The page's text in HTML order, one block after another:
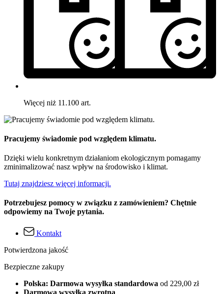
Więcej niż 11.100 art.
Pracujemy świadomie pod względem klimatu.
Dzięki wielu konkretnym działaniom ekologicznym pomagamy
zminimalizować nasz wpływ na środowisko i klimat.
Tutaj znajdziesz więcej informacji.
Potrzebujesz pomocy w związku z zamówieniem? Chętnie
odpowiemy na Twoje pytania.
Kontakt
Potwierdzona jakość
Bezpieczne zakupy
Polska: Darmowa wysyłka standardowa od 229,00 zł
Darmowa wysyłka zwrotna